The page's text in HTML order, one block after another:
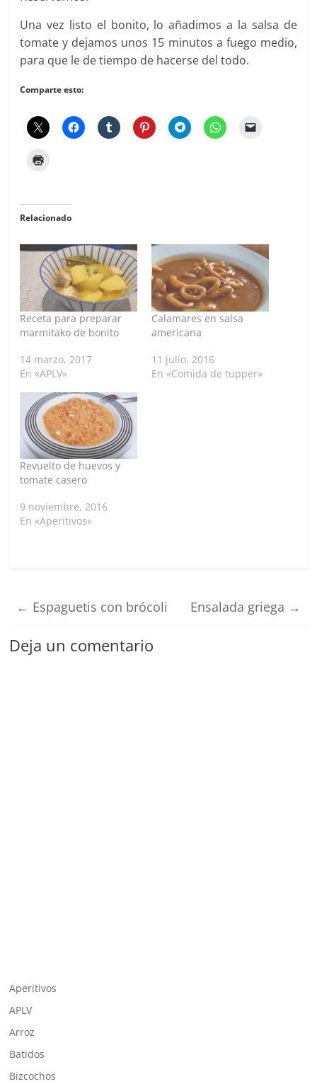
Una vez listo el bonito, lo añadimos a la salsa de
tomate y dejamos unos 15 minutos a fuego medio,
para que le de tiempo de hacerse del todo.
Comparte esto:
Relacionado
Receta para preparar
marmitako de bonito
14 marzo, 2017
En «APLV»
Calamares en salsa
americana
11 julio, 2016
En «Comida de tupper»
Revuelto de huevos y
tomate casero
9 noviembre, 2016
En «Aperitivos»
← Espaguetis con brócoli Ensalada griega →
Deja un comentario
Aperitivos
APLV
Arroz
Batidos
Bizcochos